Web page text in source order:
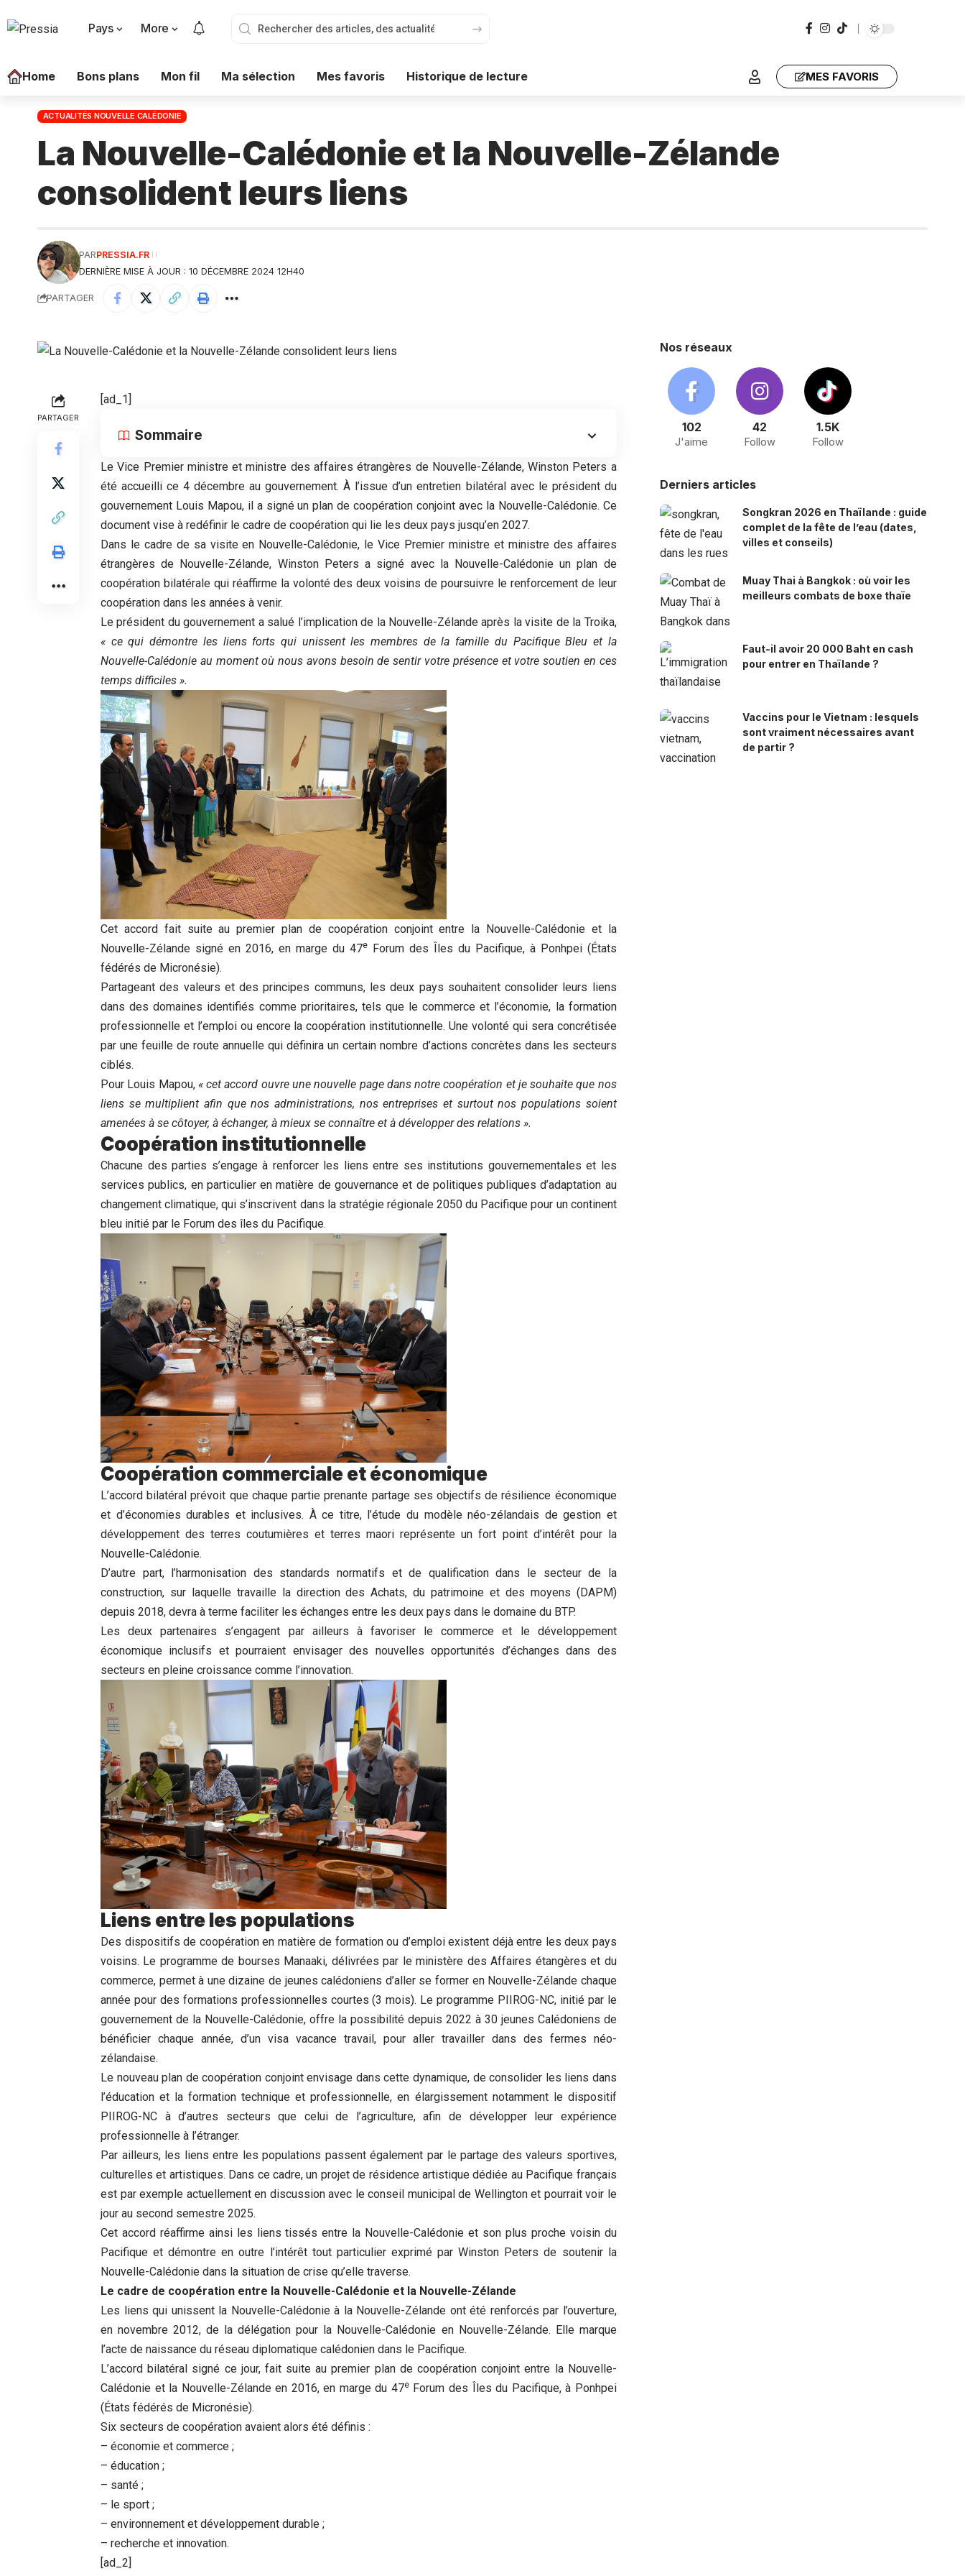
Pays More
Home Bons plans Mon fil Ma sélection Mes favoris Historique de lecture MES FAVORIS
ACTUALITÉS NOUVELLE CALÉDONIE
La Nouvelle-Calédonie et la Nouvelle-Zélande
consolident leurs liens
DERNIÈRE MISE À JOUR : 10 DÉCEMBRE 2024 12H40
PARPRESSIA.FR
PARTAGER
PARTAGER
[ad_1]
Sommaire
Le Vice Premier ministre et ministre des affaires étrangères de Nouvelle-Zélande, Winston Peters a
été accueilli ce 4 décembre au gouvernement. À l’issue d’un entretien bilatéral avec le président du
gouvernement Louis Mapou, il a signé un plan de coopération conjoint avec la Nouvelle-Calédonie. Ce
document vise à redéfinir le cadre de coopération qui lie les deux pays jusqu’en 2027.
Dans le cadre de sa visite en Nouvelle-Calédonie, le Vice Premier ministre et ministre des affaires
étrangères de Nouvelle-Zélande, Winston Peters a signé avec la Nouvelle-Calédonie un plan de
coopération bilatérale qui réaffirme la volonté des deux voisins de poursuivre le renforcement de leur
coopération dans les années à venir.
Le président du gouvernement a salué l’implication de la Nouvelle-Zélande après la visite de la Troika,
« ce qui démontre les liens forts qui unissent les membres de la famille du Pacifique Bleu et la
Nouvelle-Calédonie au moment où nous avons besoin de sentir votre présence et votre soutien en ces
temps difficiles ».
Cet accord fait suite au premier plan de coopération conjoint entre la Nouvelle-Calédonie et la
Nouvelle-Zélande signé en 2016, en marge du 47eForum des Îles du Pacifique, à Ponhpei (États
fédérés de Micronésie).
Partageant des valeurs et des principes communs, les deux pays souhaitent consolider leurs liens
dans des domaines identifiés comme prioritaires, tels que le commerce et l’économie, la formation
professionnelle et l’emploi ou encore la coopération institutionnelle. Une volonté qui sera concrétisée
par une feuille de route annuelle qui définira un certain nombre d’actions concrètes dans les secteurs
ciblés.
Pour Louis Mapou, « cet accord ouvre une nouvelle page dans notre coopération et je souhaite que nos
liens se multiplientafin que nos administrations, nos entreprises et surtout nos populations soient
amenées à se côtoyer, à échanger, à mieux se connaître et à développer des relations ».
Coopération institutionnelle
Chacune des parties s’engage à renforcer les liens entre ses institutions gouvernementales et les
services publics, en particulier en matière de gouvernance et de politiques publiques d’adaptation au
changement climatique, qui s’inscrivent dans la stratégie régionale 2050 du Pacifique pour un continent
bleu initié par le Forum des îles du Pacifique.
Coopération commerciale et économique
L’accord bilatéral prévoit que chaque partie prenante partage ses objectifs de résilience économique
et d’économies durables et inclusives. À ce titre, l’étude du modèle néo-zélandais de gestion et
développement des terres coutumières et terres maori représente un fort point d’intérêt pour la
Nouvelle-Calédonie.
D’autre part, l’harmonisation des standards normatifs et de qualification dans le secteur de la
construction, sur laquelle travaille la direction des Achats, du patrimoine et des moyens (DAPM)
depuis 2018, devra à terme faciliter les échanges entre les deux pays dans le domaine du BTP.
Les deux partenaires s’engagent par ailleurs à favoriser le commerce et le développement
économique inclusifs et pourraient envisager des nouvelles opportunités d’échanges dans des
secteurs en pleine croissance comme l’innovation.
Liens entre les populations
Des dispositifs de coopération en matière de formation ou d’emploi existent déjà entre les deux pays
voisins. Le programme de bourses Manaaki, délivrées par le ministère des Affaires étangères et du
commerce, permet à une dizaine de jeunes calédoniens d’aller se former en Nouvelle-Zélande chaque
année pour des formations professionnelles courtes (3 mois). Le programme PIIROG-NC, initié par le
gouvernement de la Nouvelle-Calédonie, offre la possibilité depuis 2022 à 30 jeunes Calédoniens de
bénéficier chaque année, d’un visa vacance travail, pour aller travailler dans des fermes néo-
zélandaise.
Le nouveau plan de coopération conjoint envisage dans cette dynamique, de consolider les liens dans
l’éducation et la formation technique et professionnelle, en élargissement notamment le dispositif
PIIROG-NC à d’autres secteurs que celui de l’agriculture, afin de développer leur expérience
professionnelle à l’étranger.
Par ailleurs, les liens entre les populations passent également par le partage des valeurs sportives,
culturelles et artistiques. Dans ce cadre, un projet de résidence artistique dédiée au Pacifique français
est par exemple actuellement en discussion avec le conseil municipal de Wellington et pourrait voir le
jour au second semestre 2025.
Cet accord réaffirme ainsi les liens tissés entre la Nouvelle-Calédonie et son plus proche voisin du
Pacifique et démontre en outre l’intérêt tout particulier exprimé par Winston Peters de soutenir la
Nouvelle-Calédonie dans la situation de crise qu’elle traverse.
Le cadre de coopération entre la Nouvelle-Calédonie et la Nouvelle-Zélande
Les liens qui unissent la Nouvelle-Calédonie à la Nouvelle-Zélande ont été renforcés par l’ouverture,
en novembre 2012, de la délégation pour la Nouvelle-Calédonie en Nouvelle-Zélande. Elle marque
l’acte de naissance du réseau diplomatique calédonien dans le Pacifique.
L’accord bilatéral signé ce jour, fait suite au premier plan de coopération conjoint entre la Nouvelle-
Calédonie et la Nouvelle-Zélande en 2016, en marge du 47eForum des Îles du Pacifique, à Ponhpei
(États fédérés de Micronésie).
Six secteurs de coopération avaient alors été définis :
– économie et commerce ;
– éducation ;
– santé ;
– le sport ;
– environnement et développement durable ;
– recherche et innovation.
[ad_2]
Nos réseaux
102
J'aime
42
Follow
1.5K
Follow
Derniers articles
Songkran 2026 en Thaïlande : guide
complet de la fête de l’eau (dates,
villes et conseils)
Muay Thai à Bangkok : où voir les
meilleurs combats de boxe thaïe
Faut-il avoir 20 000 Baht en cash
pour entrer en Thaïlande ?
Vaccins pour le Vietnam : lesquels
sont vraiment nécessaires avant
de partir ?